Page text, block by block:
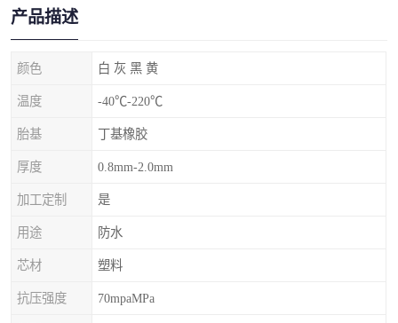
产品描述
颜色 白 灰 黑 黄
温度 -40℃-220℃
胎基 丁基橡胶
厚度 0.8mm-2.0mm
加工定制 是
用途 防水
芯材 塑料
抗压强度 70mpaMPa